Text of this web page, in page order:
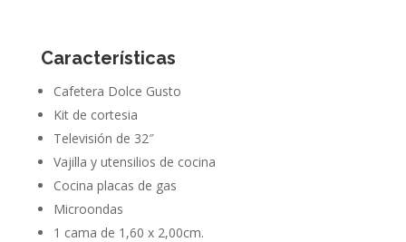
Características
Cafetera Dolce Gusto
Kit de cortesia
Televisión de 32″
Vajilla y utensilios de cocina
Cocina placas de gas
Microondas
1 cama de 1,60 x 2,00cm.